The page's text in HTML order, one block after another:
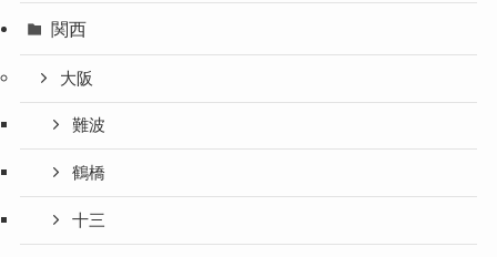
関西
大阪
難波
鶴橋
十三